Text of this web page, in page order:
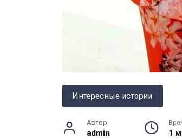
Интересные истории
Автор
admin 1